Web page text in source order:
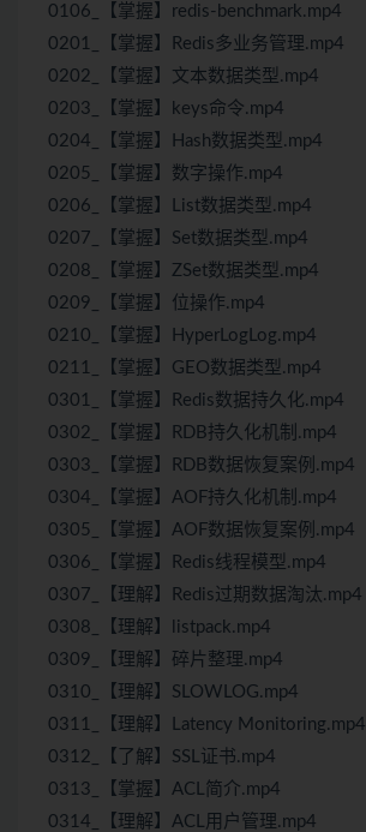
0106_【掌握】redis-benchmark.mp4
0201_【掌握】Redis多业务管理.mp4
0202_【掌握】文本数据类型.mp4
0203_【掌握】keys命令.mp4
0204_【掌握】Hash数据类型.mp4
0205_【掌握】数字操作.mp4
0206_【掌握】List数据类型.mp4
0207_【掌握】Set数据类型.mp4
0208_【掌握】ZSet数据类型.mp4
0209_【掌握】位操作.mp4
0210_【掌握】HyperLogLog.mp4
0211_【掌握】GEO数据类型.mp4
0301_【掌握】Redis数据持久化.mp4
0302_【掌握】RDB持久化机制.mp4
0303_【掌握】RDB数据恢复案例.mp4
0304_【掌握】AOF持久化机制.mp4
0305_【掌握】AOF数据恢复案例.mp4
0306_【掌握】Redis线程模型.mp4
0307_【理解】Redis过期数据淘汰.mp4
0308_【理解】listpack.mp4
0309_【理解】碎片整理.mp4
0310_【理解】SLOWLOG.mp4
0311_【理解】Latency Monitoring.mp4
0312_【了解】SSL证书.mp4
0313_【掌握】ACL简介.mp4
0314_【理解】ACL用户管理.mp4